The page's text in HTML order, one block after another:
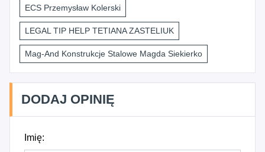
ECS Przemysław Kolerski
LEGAL TIP HELP TETIANA ZASTELIUK
Mag-And Konstrukcje Stalowe Magda Siekierko
DODAJ OPINIĘ
Imię: